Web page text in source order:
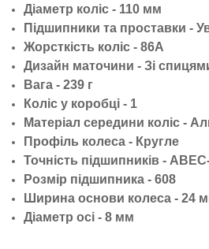
Діаметр коліс - 110 мм
Підшипники та проставки -
Жорсткість коліс - 86А
Дизайн маточини - Зі
Вага - 239 г
Коліс у коробці - 1
Матеріал середини коліс -
Профіль колеса - Кругле
Точність підшипників -
Розмір підшипника - 608
Ширина основи колеса - 24
Діаметр осі - 8 мм